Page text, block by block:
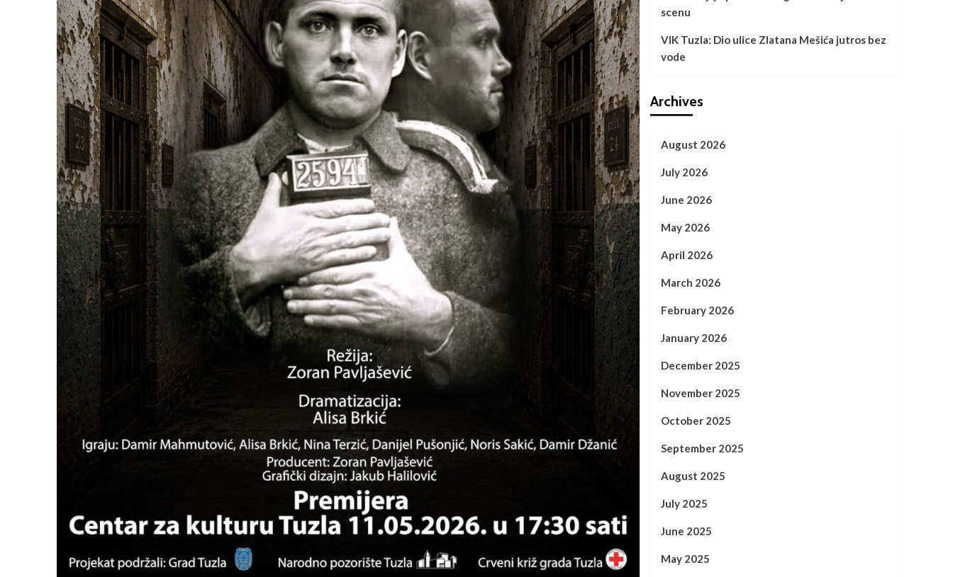
scenu
VIK Tuzla: Dio ulice Zlatana Mešića jutros bez
vode
Archives
August 2026
July 2026
June 2026
May 2026
April 2026
March 2026
February 2026
January 2026
December 2025
November 2025
October 2025
September 2025
August 2025
July 2025
June 2025
May 2025